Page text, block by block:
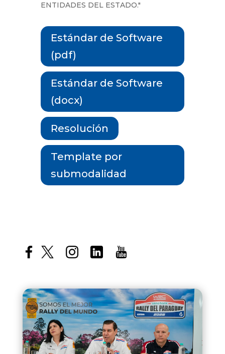
ENTIDADES DEL ESTADO."
Estándar de Software
(pdf)
Estándar de Software
(docx)
Resolución
Template por
submodalidad